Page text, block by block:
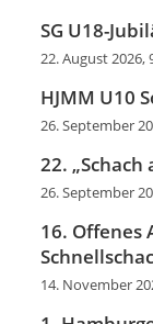
SG U18-
22. August 2026,
HJMM U10
26. September
22.
26. September
16. Offenes
14. November